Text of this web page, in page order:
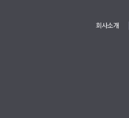
회사소개